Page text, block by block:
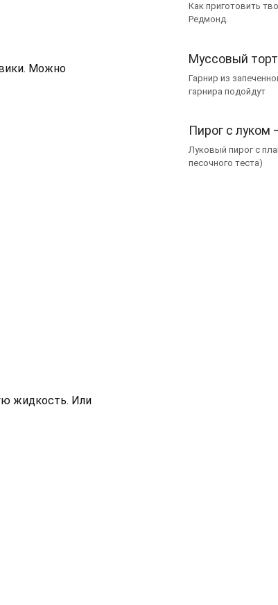
Можно
жидкость. Или
Как приготовить
Редмонд.
Муссовый
Гарнир из
гарнира подойдут
Пирог с луком
Луковый пирог с
песочного теста)